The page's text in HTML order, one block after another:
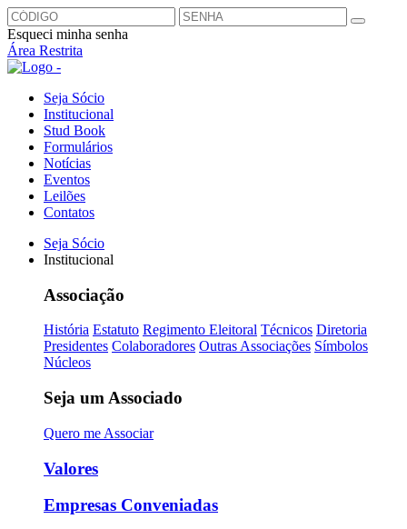
Esqueci minha senha
Área Restrita
Seja Sócio
Institucional
Stud Book
Formulários
Notícias
Eventos
Leilões
Contatos
Seja Sócio
Institucional
Associação
História Estatuto Regimento Eleitoral Técnicos Diretoria
Presidentes Colaboradores Outras Associações Símbolos
Núcleos
Seja um Associado
Quero me Associar
Valores
Empresas Conveniadas